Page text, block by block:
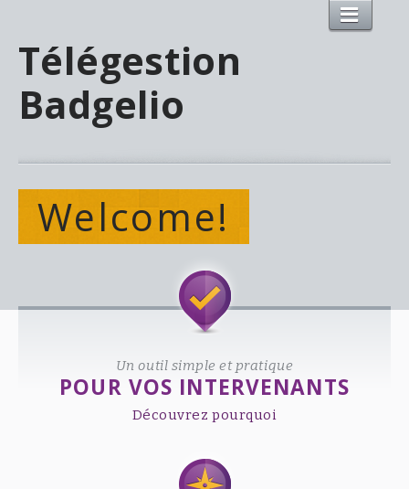
Télégestion
Badgelio
Welcome!
Un outil simple et pratique
POUR VOS INTERVENANTS
Découvrez pourquoi